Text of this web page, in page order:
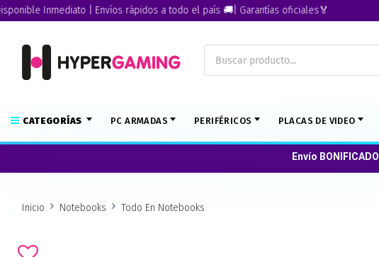
Inmediato | Envíos rápidos a todo el país 🚚| Garantías oficiales🏅
CATEGORÍAS PC ARMADAS PERIFÉRICOS PLACAS DE VIDEO
Envío
Inicio Notebooks Todo En Notebooks